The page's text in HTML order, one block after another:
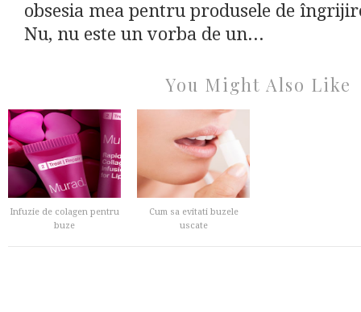
obsesia mea pentru produsele de
Nu, nu este un vorba de un...
You Might Also Like
Infuzie de colagen pentru
buze
Cum sa evitati buzele
uscate